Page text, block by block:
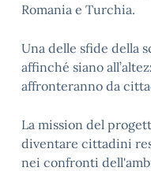
Romania e Turchia.
Una delle sfide della
affinché siano
affronteranno da
La mission del
diventare cittadini
nei confronti